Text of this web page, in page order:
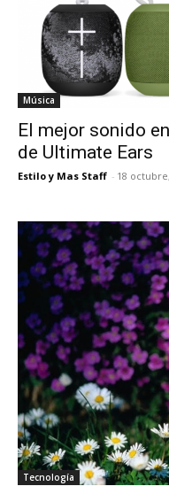
Música
El mejor sonido
de Ultimate Ears
Estilo y Mas Staff - 18
Tecnología